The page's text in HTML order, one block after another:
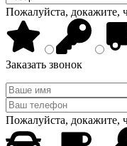
Пожалуйста, докажите,
Заказать звонок
Пожалуйста, докажите,